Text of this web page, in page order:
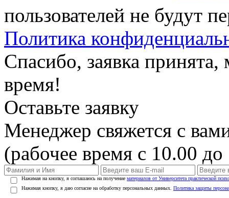
пользователей не будут
Политика
Спасибо, заявка
время!
Оставьте заявку
Менеджер свяжется с
(рабочее время с 10.00
Нажимая на кнопку, я соглашаюсь на получение материалов от Университета практической
Нажимая кнопку, я даю согласие на обработку персональных данных. Политика защиты